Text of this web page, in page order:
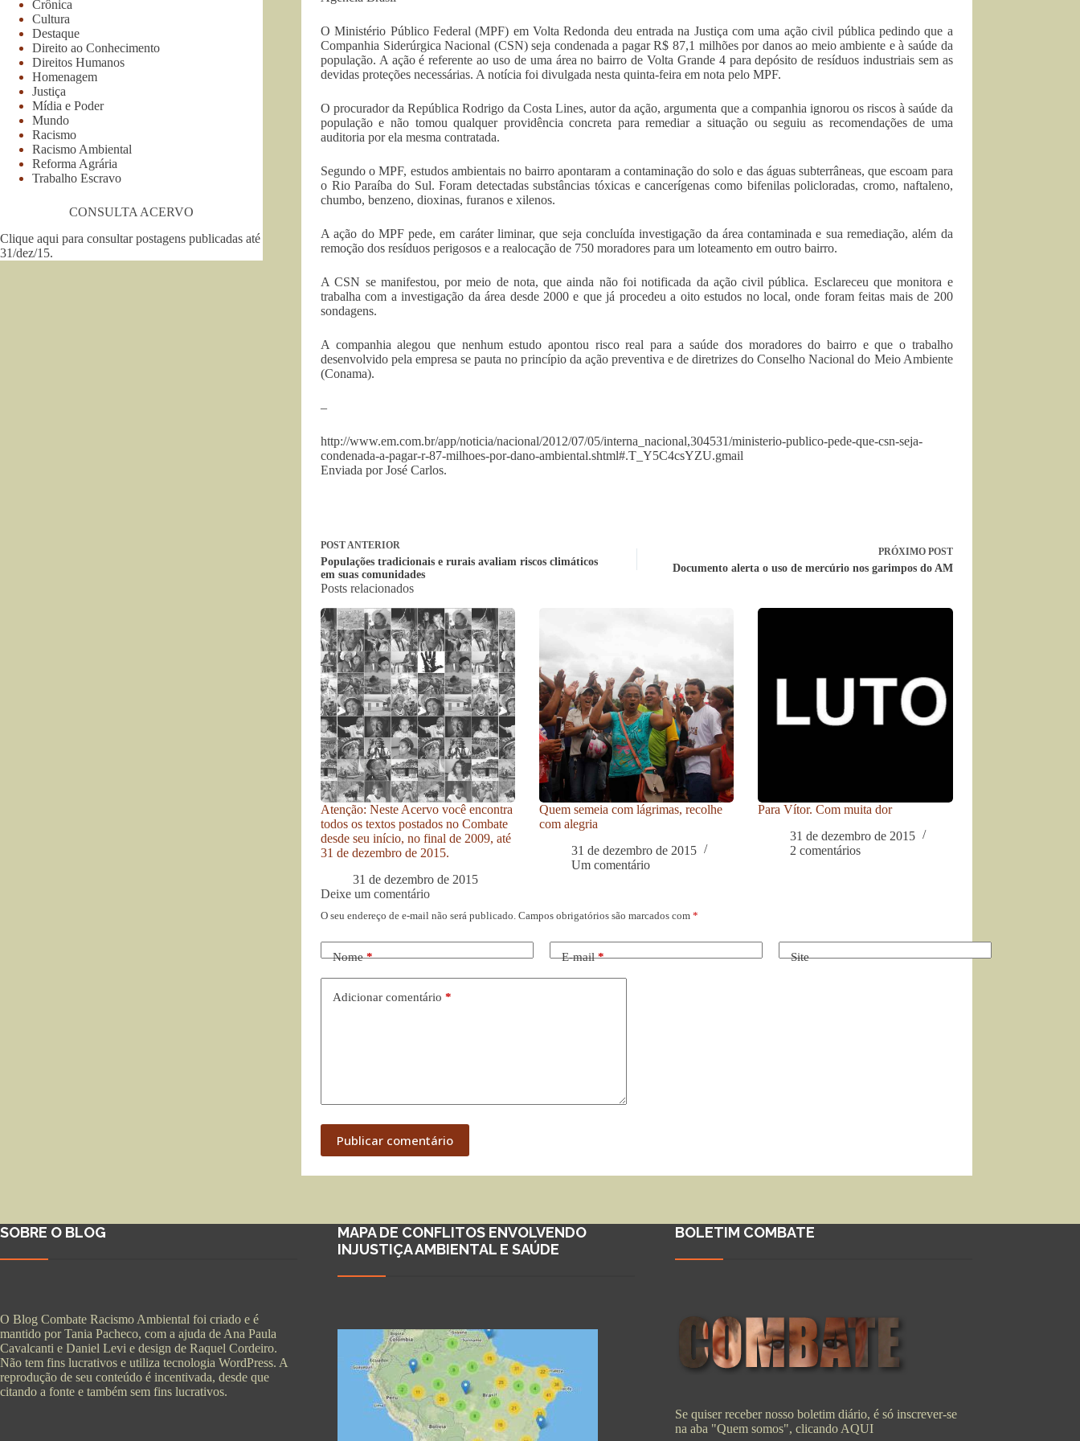
O Ministério Público Federal (MPF) em Volta Redonda deu entrada na Justiça com uma ação civil pública pedindo que a
Companhia Siderúrgica Nacional (CSN) seja condenada a pagar R$ 87,1 milhões por danos ao meio ambiente e à saúde da
população. A ação é referente ao uso de uma área no bairro de Volta Grande 4 para depósito de resíduos industriais sem as
devidas proteções necessárias. A notícia foi divulgada nesta quinta-feira em nota pelo MPF.
O procurador da República Rodrigo da Costa Lines, autor da ação, argumenta que a companhia ignorou os riscos à saúde da
população e não tomou qualquer providência concreta para remediar a situação ou seguiu as recomendações de uma
auditoria por ela mesma contratada.
Segundo o MPF, estudos ambientais no bairro apontaram a contaminação do solo e das águas subterrâneas, que escoam para
o Rio Paraíba do Sul. Foram detectadas substâncias tóxicas e cancerígenas como bifenilas policloradas, cromo, naftaleno,
chumbo, benzeno, dioxinas, furanos e xilenos.
A ação do MPF pede, em caráter liminar, que seja concluída investigação da área contaminada e sua remediação, além da
remoção dos resíduos perigosos e a realocação de 750 moradores para um loteamento em outro bairro.
A CSN se manifestou, por meio de nota, que ainda não foi notificada da ação civil pública. Esclareceu que monitora e
trabalha com a investigação da área desde 2000 e que já procedeu a oito estudos no local, onde foram feitas mais de 200
sondagens.
A companhia alegou que nenhum estudo apontou risco real para a saúde dos moradores do bairro e que o trabalho
desenvolvido pela empresa se pauta no princípio da ação preventiva e de diretrizes do Conselho Nacional do Meio Ambiente
(Conama).
–
http://www.em.com.br/app/noticia/nacional/2012/07/05/interna_nacional,304531/ministerio-publico-pede-que-csn-seja-
condenada-a-pagar-r-87-milhoes-por-dano-ambiental.shtml#.T_Y5C4csYZU.gmail
Enviada por José Carlos.
POSTANTERIOR
Populações tradicionais e rurais avaliam riscos climáticos
em suas comunidades
PRÓXIMO POST
Documento alerta o uso de mercúrio nos garimpos do AM
Posts relacionados
Atenção: Neste Acervo você encontra
todos os textos postados no Combate
desde seu início, no final de 2009, até
31 de dezembro de 2015.
31 de dezembro de 2015
Quem semeia com lágrimas, recolhe
com alegria
31 de dezembro de 2015
Um comentário
Para Vítor. Com muita dor
31 de dezembro de 2015
2 comentários
Deixe um comentário
O seu endereço de e-mail não será publicado. Campos obrigatórios são marcados com *
Nome* E-mail* Site
Adicionar comentário *
Publicar comentário
Crônica
Cultura
Destaque
Direito ao Conhecimento
Direitos Humanos
Homenagem
Justiça
Mídia e Poder
Mundo
Racismo
Racismo Ambiental
Reforma Agrária
Trabalho Escravo
CONSULTA ACERVO
Clique aqui para consultar postagens publicadas até
31/dez/15.
SOBRE O BLOG
O Blog Combate Racismo Ambiental foi criado e é
mantido por Tania Pacheco, com a ajuda de Ana Paula
Cavalcanti e Daniel Levi e design de Raquel Cordeiro.
Não tem fins lucrativos e utiliza tecnologia WordPress. A
reprodução de seu conteúdo é incentivada, desde que
citando a fonte e também sem fins lucrativos.
MAPA DE CONFLITOS ENVOLVENDO
INJUSTIÇA AMBIENTAL E SAÚDE
BOLETIM COMBATE
Se quiser receber nosso boletim diário, é só inscrever-se
na aba "Quem somos", clicando AQUI